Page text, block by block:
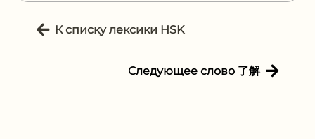
К списку лексики HSK
Следующее слово 了解